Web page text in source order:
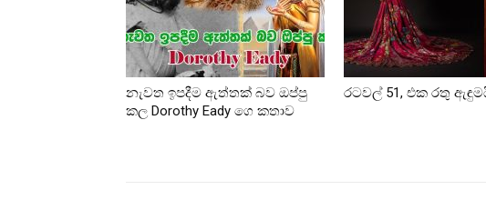
නැවත ඉපදීම ඇත්තක් බව ඔප්පු
කල Dorothy Eady ගෙ කතාව
රටවල් 51, එක රතු